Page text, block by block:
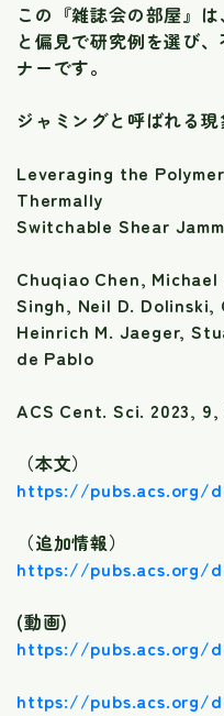
この『雑誌会の部屋』
と偏見で研究例を選び
ナーです。
ジャミングと呼ばれる現
Leveraging the
Thermally
Switchable Shear
Chuqiao Chen,
Singh, Neil D. Dolinski,
Heinrich M. Jaeger,
de Pablo
ACS Cent. Sci. 2023,
（本文）
https://pubs.acs.org/
（追加情報）
https://pubs.acs.org/
(動画)
https://pubs.acs.org/
https://pubs.acs.org/